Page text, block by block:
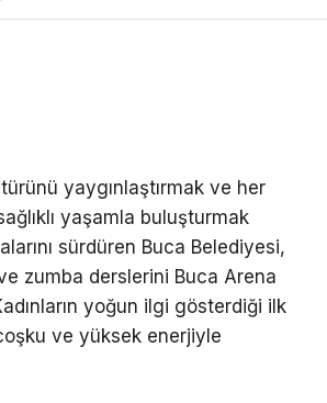
yaygınlaştırmak ve her
yaşamla buluşturmak
sürdüren Buca Belediyesi,
zumba derslerini Buca Arena
yoğun ilgi gösterdiği ilk
ve yüksek enerjiyle